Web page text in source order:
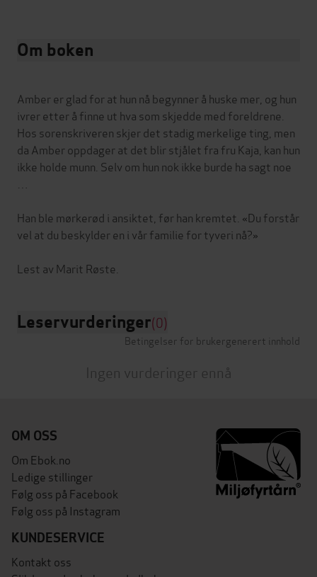
Om boken
Amber er glad for at hun nå begynner å huske mer, og hun
ivrer etter å finne ut hva som skjedde med foreldrene.
Hos sorenskriveren skjer det stadig merkelige ting, men
da Amber oppdager at det blir stjålet fra fru Kaja, kan hun
ikke holde munn. Selv om hun nok ikke burde ha sagt noe
Han ble mørkerød i ansiktet, før han kremtet. «Du forstår
vel at du beskylder en i vår familie for tyveri nå?»
Leservurderinger(0)
Betingelser for brukergenerert innhold
Ingen vurderinger ennå
OM OSS
Om Ebok.no
Ledige stillinger
Følg oss på Facebook
Følg oss på Instagram
KUNDESERVICE
Kontakt oss